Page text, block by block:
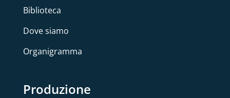
Biblioteca
Dove siamo
Organigramma
Produzione